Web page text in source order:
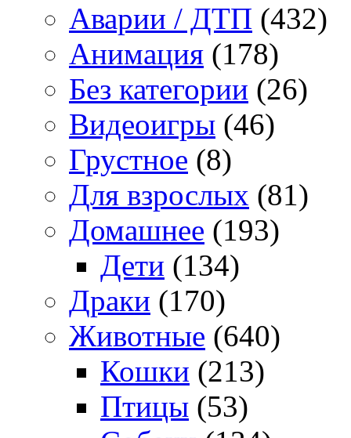
Аварии / ДТП (432)
Анимация (178)
Без категории (26)
Видеоигры (46)
Грустное (8)
Для взрослых (81)
Домашнее (193)
Дети (134)
Драки (170)
Животные (640)
Кошки (213)
Птицы (53)